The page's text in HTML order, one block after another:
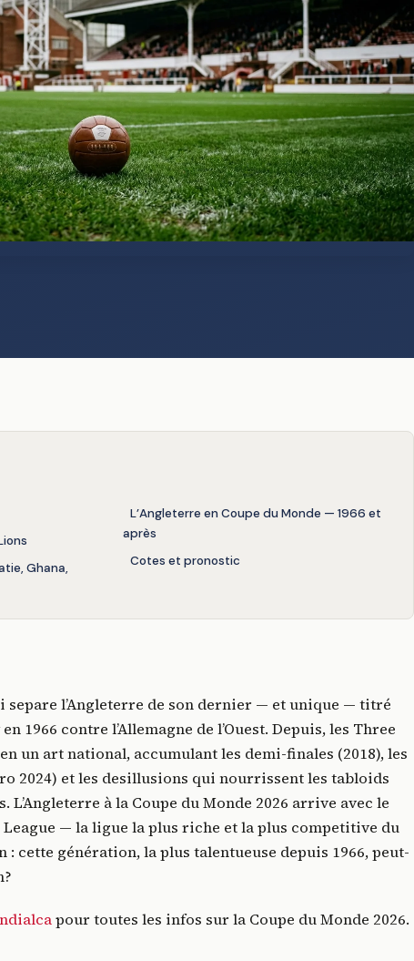
Ghana,
L’Angleterre en Coupe du Monde — 1966 et
après
Cotes et pronostic
separe l’Angleterre de son dernier — et unique — titré
1966 contre l’Allemagne de l’Ouest. Depuis, les Three
un art national, accumulant les demi-finales (2018), les
2024) et les desillusions qui nourrissent les tabloids
à la Coupe du Monde 2026 arrive avec le
— la ligue la plus riche et la plus competitive du
: cette génération, la plus talentueuse depuis 1966, peut-
pour toutes les infos sur la Coupe du Monde 2026.